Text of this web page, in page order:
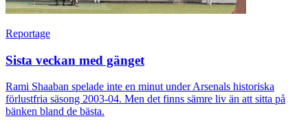
Reportage
Sista veckan med gänget
Rami Shaaban spelade inte en minut under Arsenals historiska
förlustfria säsong 2003-04. Men det finns sämre liv än att sitta på
bänken bland de bästa.